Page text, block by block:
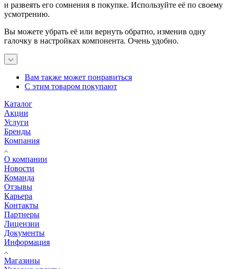
и развеять его сомнения в покупке. Используйте её по своему
усмотрению.
Вы можете убрать её или вернуть обратно, изменив одну
галочку в настройках компонента. Очень удобно.
Вам также может понравиться
С этим товаром покупают
Каталог
Акции
Услуги
Бренды
Компания
О компании
Новости
Команда
Отзывы
Карьера
Контакты
Партнеры
Лицензии
Документы
Информация
Магазины